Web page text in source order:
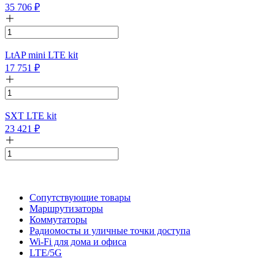
35 706 ₽
LtAP mini LTE kit
17 751 ₽
SXT LTE kit
23 421 ₽
Сопутствующие товары
Маршрутизаторы
Коммутаторы
Радиомосты и уличные точки доступа
Wi-Fi для дома и офиса
LTE/5G